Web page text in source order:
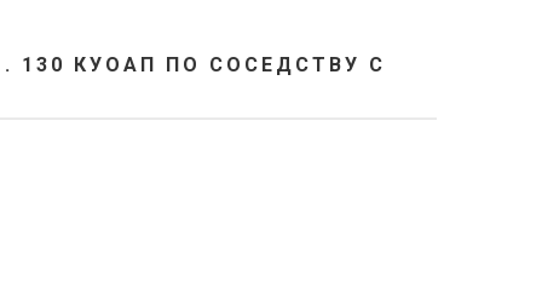
130 КУОАП ПО СОСЕДСТВУ С